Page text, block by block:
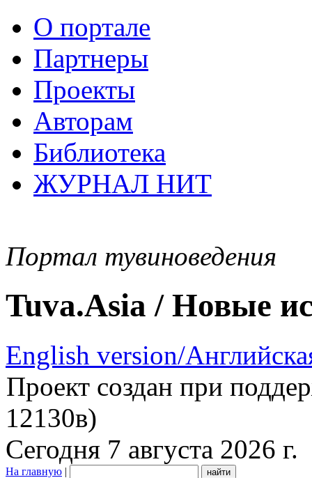
О портале
Партнеры
Проекты
Авторам
Библиотека
ЖУРНАЛ НИТ
Портал тувиноведения
Tuva.Asia / Новые
English version/
Проект создан при
12130в)
Сегодня 7 августа 2026 г.
На главную |